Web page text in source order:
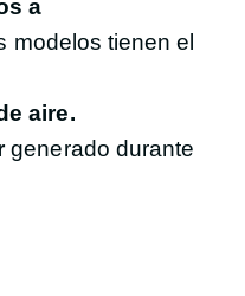
a
modelos tienen el
aire.
generado durante